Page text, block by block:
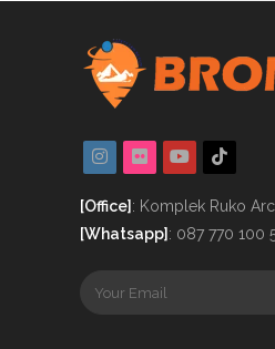
[Office] : Komplek Ruko
[Whatsapp] : 087 770 100